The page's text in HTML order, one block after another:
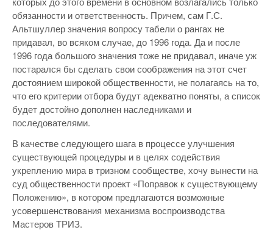
обязанности и ответственность. Причем, сам Г.С.
Альтшуллер значения вопросу табели о рангах не
придавал, во всяком случае, до 1996 года. Да и после
1996 года большого значения тоже не придавал, иначе уж
постарался бы сделать свои соображения на этот счет
достоянием широкой общественности, не полагаясь на то,
что его критерии отбора будут адекватно поняты, а список
будет достойно дополнен наследниками и
последователями.
В качестве следующего шага в процессе улучшения
существующей процедуры и в целях содействия
укреплению мира в тризном сообществе, хочу вынести на
суд общественности проект «Поправок к существующему
Положению», в котором предлагаются возможные
усовершенствования механизма воспроизводства
Мастеров ТРИЗ.